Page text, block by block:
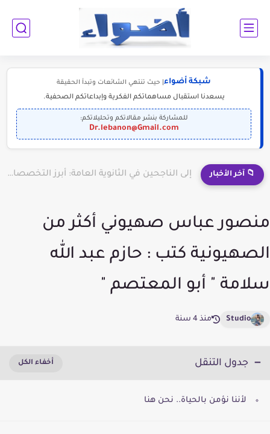
شبكة أضواء | حيث تنتهي الشائعات وتبدأ الحقيقة
يسعدنا استقبال مساهماتكم الفكرية وإبداعاتكم الصحفية.
للمشاركة بنشر مقالاتكم وتحليلاتكم:
Dr.lebanon@Gmail.com
📁 آخر الأخبار إلى الناجحين في الثانوية العامة: أبرز التخصصات المطلوبة للمستقبل (2030-2050)
منصور عباس صهيوني أكثر من
الصهيونية كتب : حازم عبد الله
سلامة " أبو المعتصم "
Studio منذ 4 سنة
جدول التنقل
لأننا نؤمن بالحياة.. نحن هنا